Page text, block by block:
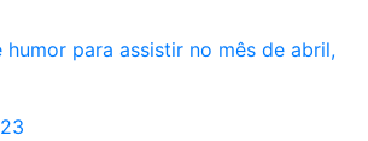
humor para assistir no mês de abril,